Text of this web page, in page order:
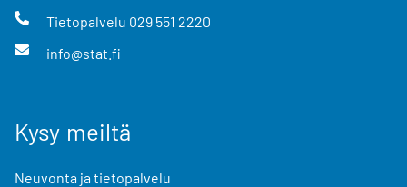
Tietopalvelu 029 551 2220
info@stat.fi
Kysy meiltä
Neuvonta ja tietopalvelu